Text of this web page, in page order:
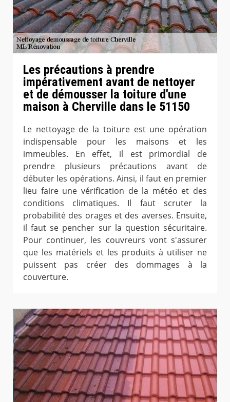
Les précautions à prendre
impérativement avant de nettoyer
et de démousser la toiture d'une
maison à Cherville dans le 51150
Le nettoyage de la toiture est une opération
indispensable pour les maisons et les
immeubles. En effet, il est primordial de
prendre plusieurs précautions avant de
débuter les opérations. Ainsi, il faut en premier
lieu faire une vérification de la météo et des
conditions climatiques. Il faut scruter la
probabilité des orages et des averses. Ensuite,
il faut se pencher sur la question sécuritaire.
Pour continuer, les couvreurs vont s'assurer
que les matériels et les produits à utiliser ne
puissent pas créer des dommages à la
couverture.